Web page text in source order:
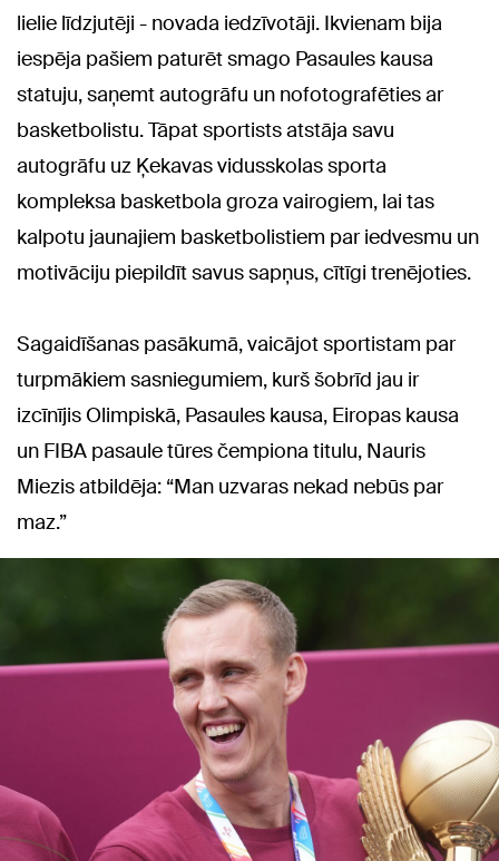
lielie līdzjutēji - novada iedzīvotāji. Ikvienam bija
iespēja pašiem paturēt smago Pasaules kausa
statuju, saņemt autogrāfu un nofotografēties ar
basketbolistu. Tāpat sportists atstāja savu
autogrāfu uz Ķekavas vidusskolas sporta
kompleksa basketbola groza vairogiem, lai tas
kalpotu jaunajiem basketbolistiem par iedvesmu un
motivāciju piepildīt savus sapņus, cītīgi trenējoties.
Sagaidīšanas pasākumā, vaicājot sportistam par
turpmākiem sasniegumiem, kurš šobrīd jau ir
izcīnījis Olimpiskā, Pasaules kausa, Eiropas kausa
un FIBA pasaule tūres čempiona titulu, Nauris
Miezis atbildēja: “Man uzvaras nekad nebūs par
maz.”